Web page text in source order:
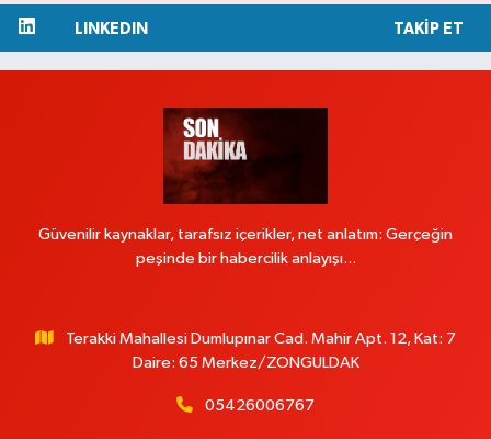
LINKEDIN TAKIP ET
Güvenilir kaynaklar, tarafsız içerikler, net anlatım: Gerçeğin
peşinde bir habercilik anlayışı...
Terakki Mahallesi Dumlupınar Cad. Mahir Apt. 12, Kat: 7
Daire: 65 Merkez/ZONGULDAK
05426006767